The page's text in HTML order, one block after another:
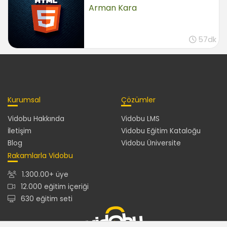
Liste genel özellikleri ve işaretçi değiştirme
04:54
Listenin ilk öğesine farklı bir stil vermek
01:40
Alt menünün özelliklerini oluşturmak
CSS3 kullanırken dikkate alınması gerekenler
Tasarımda yuvarlak köşeler oluşturmak
02:27
Gölge efekti kullanmak
01:51
Listelerde her bir satırı farklı stilde göstermek
01:32
Alt Sayfaların Oluşturulması
Alt Sayfaları oluştururken dikkat edilmesi
Arman Kara
57dk
Kurumsal
Vidobu Hakkında
İletişim
Blog
Çözümler
Vidobu LMS
Vidobu Eğitim Kataloğu
Vidobu Üniversite
Rakamlarla Vidobu
1.300.00+ üye
12.000 eğitim içeriği
630 eğitim seti